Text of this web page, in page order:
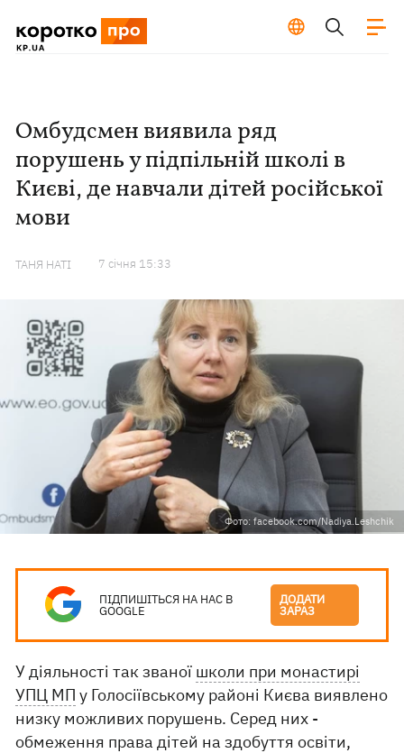
Омбудсмен виявила ряд
порушень у підпільній школі в
Києві, де навчали дітей російської
мови
ТАНЯ НАТІ 7 сiчня 15:33
Фото: facebook.com/Nadiya.Leshchik
ПІДПИШІТЬСЯ НА НАС В
GOOGLE
ДОДАТИ
ЗАРАЗ
У діяльності так званої школи при монастирі
УПЦ МП у Голосіївському районі Києва виявлено
низку можливих порушень. Серед них -
обмеження права дітей на здобуття освіти,